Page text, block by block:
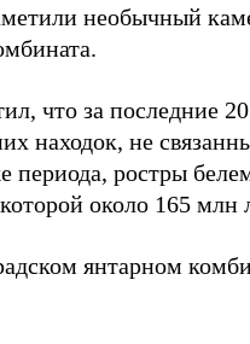
необычный
что за последние
находок, не
периода, ростры
около 165 млн
янтарном